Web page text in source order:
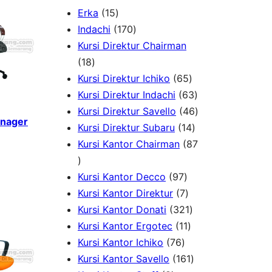
Erka 151
5
p
o
d
u
c
t
Indachi 1701
7
p
r
o
d
u
t
s
Kursi Direktur Chairman
181
8
p
r
o
d
c
t
s
Kursi Direktur Ichiko 656
5
p
r
o
t
s
Kursi Direktur Indachi 636
3
p
r
Kursi Direktur Savello 464
p
Kursi Direktur Subaru 141
4
d
t
Kursi Kantor Chairman 87
8
7
p
r
o
d
u
Kursi Kantor Decco 979
7
p
r
o
d
Kursi Kantor Direktur 77
p
r
d
Kursi Kantor Donati 3213
2
p
Kursi Kantor Ergotec 111
p
Kursi Kantor Ichiko 767
6
Kursi Kantor Savello 1611